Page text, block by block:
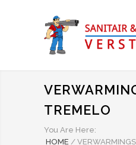
TREMELO
You Are Here:
HOME /